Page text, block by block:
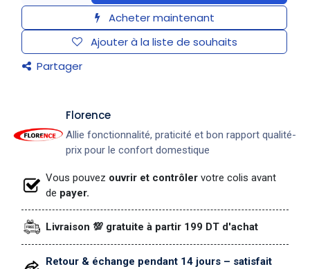
Acheter maintenant
Ajouter à la liste de souhaits
Partager
​Florence
Allie fonctionnalité, praticité et bon rapport qualité-
prix pour le confort domestique
Vous pouvez ouvrir et contrôler votre colis avant
de payer.
Livraison 💯 gratuite à partir 199 DT d'achat
Retour & échange pendant 14 jours – satisfait